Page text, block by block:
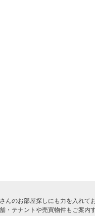
んのお部屋探しにも力を入れて
・テナントや売買物件もご案内